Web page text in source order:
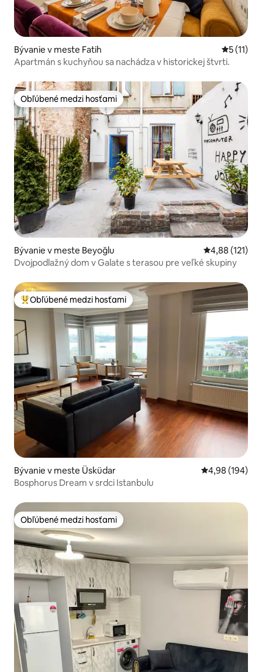
Bývanie v meste Fatih
5 (11)
Apartmán s kuchyňou sa nachádza v historickej štvrti.
Obľúbené medzi hosťami
Obľúbené medzi hosťami
Bývanie v meste Beyoğlu Priemerné
4,88 (121)
Dvojpodlažný dom v Galate s terasou pre veľké skupiny
Najobľúbenejšie medzi hosťami
Obľúbené medzi hosťami
Bývanie v meste Üsküdar Priemerné
4,98 (194)
Bosphorus Dream v srdci Istanbulu
Obľúbené medzi hosťami
Obľúbené medzi hosťami